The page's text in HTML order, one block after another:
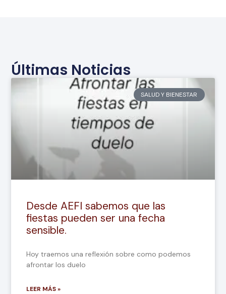
Últimas Noticias
SALUD Y BIENESTAR
Desde AEFI sabemos que las
fiestas pueden ser una fecha
sensible.
Hoy traemos una reflexión sobre como podemos
afrontar los duelo
LEER MÁS »